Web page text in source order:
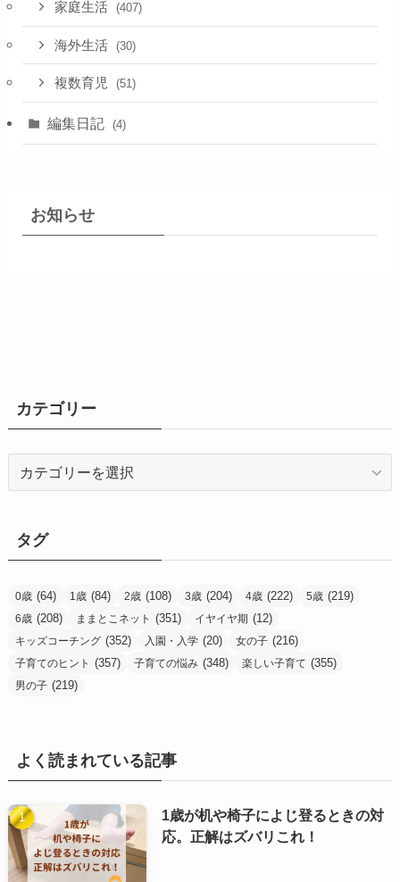
家庭生活 (407)
海外生活 (30)
複数育児 (51)
編集日記 (4)
お知らせ
カテゴリー
ー
タグ
0歳 (64) 1歳 (84) 2歳 (108) 3歳 (204) 4歳 (222) 5歳 (219)
6歳 (208) ままとこネット (351) イヤイヤ期 (12)
キッズコーチング (352) 入園・入学 (20) 女の子 (216)
子育てのヒント (357) 子育ての悩み (348) 楽しい子育て (355)
男の子 (219)
よく読まれている記事
1歳が机や椅子によじ登るときの対
応。正解はズバリこれ！